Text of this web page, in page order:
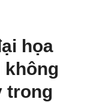
họa
trong